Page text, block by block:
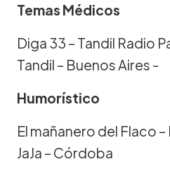
Temas Médicos
Diga 33 – Tandil Radio
Tandil – Buenos Aires -
Humorístico
El mañanero del Flaco –
JaJa – Córdoba